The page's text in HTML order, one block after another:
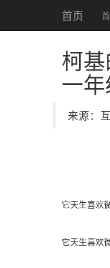
首页
柯
一
来源：
它天生喜欢
它天生喜欢